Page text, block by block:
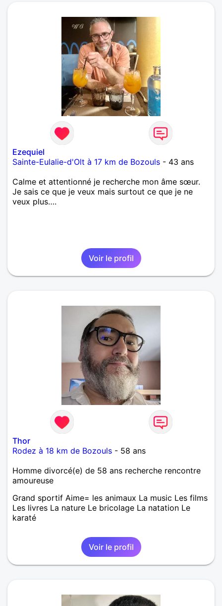
Ezequiel
Sainte-Eulalie-d'Olt à 17 km de Bozouls - 43 ans
Calme et attentionné je recherche mon âme sœur.
Je sais ce que je veux mais surtout ce que je ne
veux plus….
Voir le profil
Thor
Rodez à 18 km de Bozouls - 58 ans
Homme divorcé(e) de 58 ans recherche rencontre
amoureuse
Grand sportif Aime= les animaux La music Les films
Les livres La nature Le bricolage La natation Le
karaté
Voir le profil